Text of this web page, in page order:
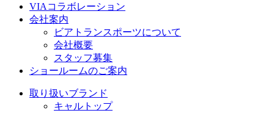
VIAコラボレーション
会社案内
ビアトランスポーツについて
会社概要
スタッフ募集
ショールームのご案内
取り扱いブランド
キャルトップ